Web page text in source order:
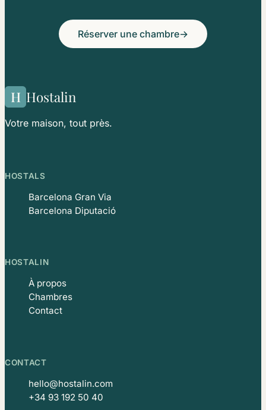
Réserver une chambre→
H Hostalin
Votre maison, tout près.
HOSTALS
Barcelona Gran Via
Barcelona Diputació
HOSTALIN
À propos
Chambres
Contact
CONTACT
hello@hostalin.com
+34 93 192 50 40